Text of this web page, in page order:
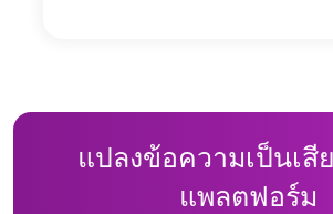
แปลงข้อความเป็นเสี
แพลตฟอร์ม